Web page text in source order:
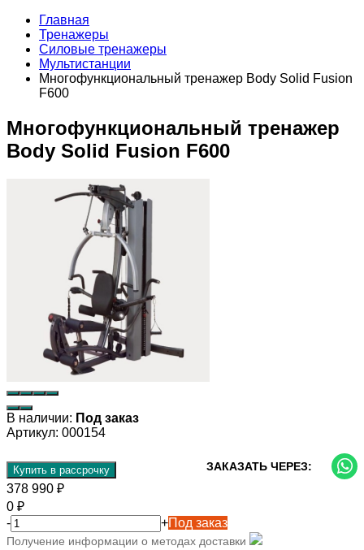
Главная
Тренажеры
Силовые тренажеры
Мультистанции
Многофункциональный тренажер Body Solid Fusion
F600
Многофункциональный тренажер
Body Solid Fusion F600
В наличии: Под заказ
Артикул: 000154
Купить в рассрочку ЗАКАЗАТЬ ЧЕРЕЗ:
378 990 ₽
0 ₽
-
+Под заказ
Получение информации о методах доставки